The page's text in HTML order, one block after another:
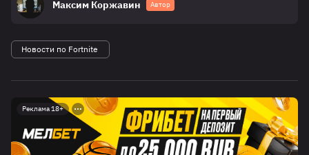
Максим Коржавин Автор
Новости по Fortnite
Реклама 18+